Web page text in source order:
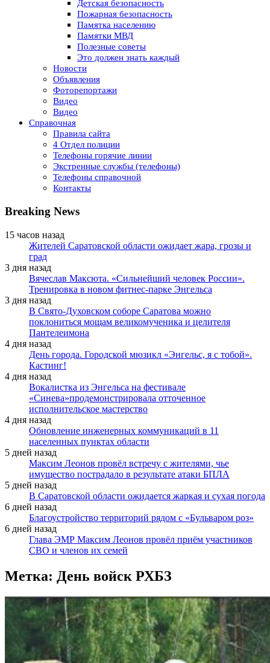
Детская безопасность
Пожарная безопасность
Памятка населению
Памятки МВД
Полезные советы
Это должен знать каждый
Новости
Объявления
Фоторепортажи
Видео
Видео
Справочная
Правила сайта
4 Отдел полиции
Телефоны горячие линии
Экстренные службы (телефоны)
Телефоны справочной
Контакты
Breaking News
15 часов назад
Жителей Саратовской области ожидает жара, грозы и
град
3 дня назад
Вячеслав Максюта. «Сильнейший человек России».
Тренировка в новом фитнес-парке Энгельса
3 дня назад
В Свято-Духовском соборе Саратова можно
поклониться мощам великомученика и целителя
Пантелеимона
4 дня назад
День города. Городской мюзикл «Энгельс, я с тобой».
Кастинг!
4 дня назад
Вокалистка из Энгельса на фестивале
«Синева»продемонстрировала отточенное
исполнительское мастерство
4 дня назад
Обновление инженерных коммуникаций в 11
населенных пунктах области
5 дней назад
Максим Леонов провёл встречу с жителями, чье
имущество пострадало в результате атаки БПЛА
5 дней назад
В Саратовской области ожидается жаркая и сухая погода
6 дней назад
Благоустройство территорий рядом с «Бульваром роз»
6 дней назад
Глава ЭМР Максим Леонов провёл приём участников
СВО и членов их семей
Метка: День войск РХБЗ